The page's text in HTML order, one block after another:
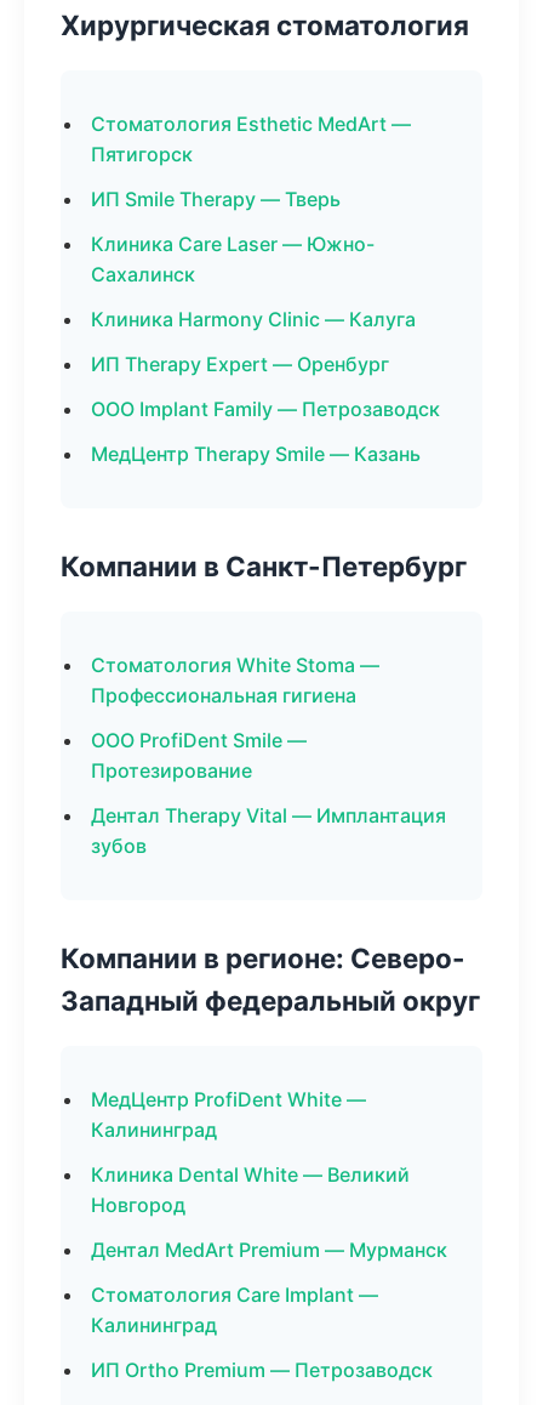
Хирургическая стоматология
Стоматология Esthetic MedArt —
Пятигорск
ИП Smile Therapy — Тверь
Клиника Care Laser — Южно-
Сахалинск
Клиника Harmony Clinic — Калуга
ИП Therapy Expert — Оренбург
ООО Implant Family — Петрозаводск
МедЦентр Therapy Smile — Казань
Компании в Санкт-Петербург
Стоматология White Stoma —
Профессиональная гигиена
ООО ProfiDent Smile —
Протезирование
Дентал Therapy Vital — Имплантация
зубов
Компании в регионе: Северо-
Западный федеральный округ
МедЦентр ProfiDent White —
Калининград
Клиника Dental White — Великий
Новгород
Дентал MedArt Premium — Мурманск
Стоматология Care Implant —
Калининград
ИП Ortho Premium — Петрозаводск